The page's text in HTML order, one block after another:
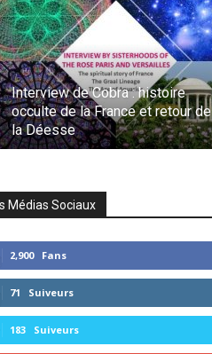
Interview de Cobra : histoire
occulte de la France et retour de
la Déesse
Médias Sociaux
2,900 Fans
71 Suiveurs
183 Suiveurs